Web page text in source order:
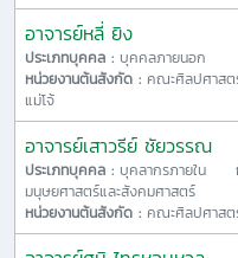
อาจารย์หลี่ ยิง
ประเภทบุคคล : บุคคลภายนอก
หน่วยงานต้นสังกัด : คณะศิลปศาสต
แม่โจ้
อาจารย์เสาวรีย์ ชัยวรรณ
ประเภทบุคคล : บุคลากรภายใน
มนุษยศาสตร์และสังคมศาสตร์
หน่วยงานต้นสังกัด : คณะศิลปศาสต